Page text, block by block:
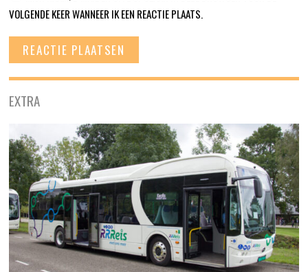
VOLGENDE KEER WANNEER IK EEN REACTIE PLAATS.
EXTRA